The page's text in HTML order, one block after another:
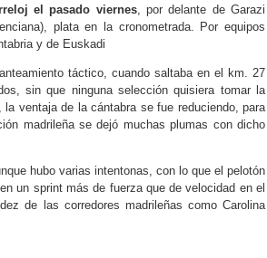
el pasado viernes, por delante de Garazi
plata en la cronometrada. Por equipos
y de Euskadi
táctico, cuando saltaba en el km. 27
sin que ninguna selección quisiera tomar la
ventaja de la cántabra se fue reduciendo, para
madrileña se dejó muchas plumas con dicho
hubo varias intentonas, con lo que el pelotón
un sprint más de fuerza que de velocidad en el
de las corredores madrileñas como Carolina